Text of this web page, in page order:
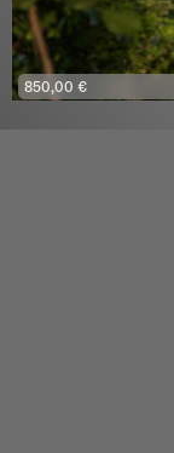
850,00 €